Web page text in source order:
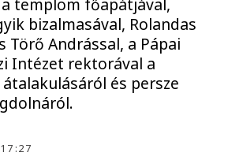
bizalmasával, Rolandas
Törő Andrással, a Pápai
Intézet rektorával a
és persze